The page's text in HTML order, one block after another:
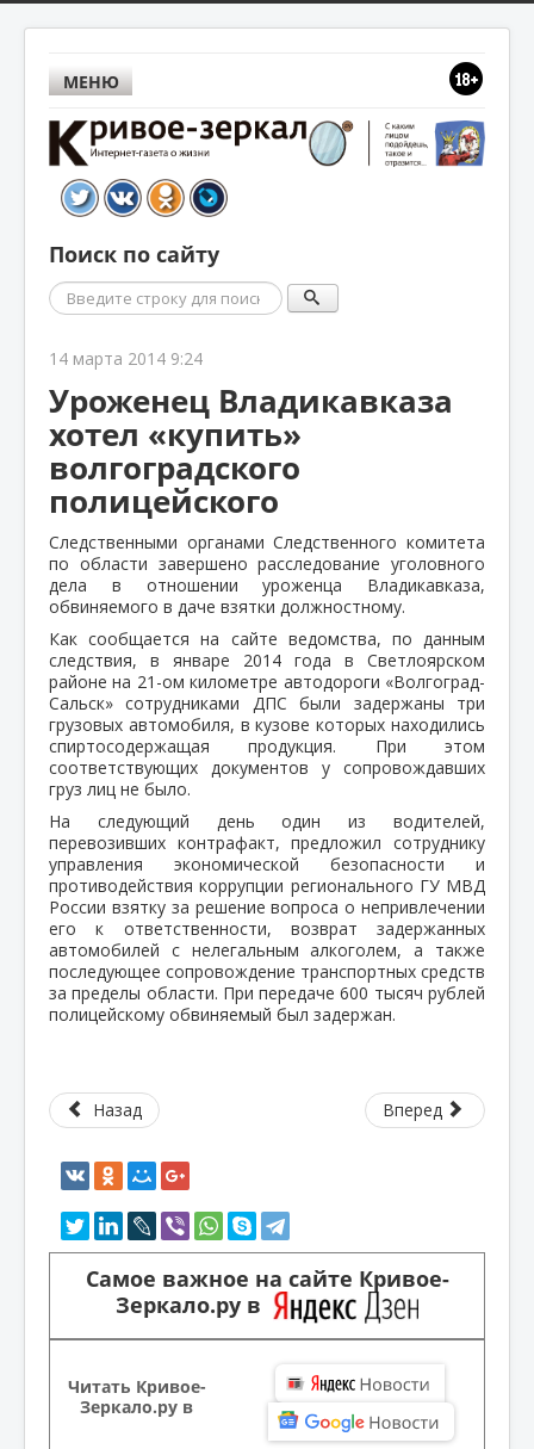
МЕНЮ
Поиск по сайту
Поиск
14 марта 2014 9:24
Уроженец Владикавказа
хотел «купить»
волгоградского
полицейского
Следственными органами Следственного комитета
по области завершено расследование уголовного
дела в отношении уроженца Владикавказа,
обвиняемого в даче взятки должностному.
Как сообщается на сайте ведомства, по данным
следствия, в январе 2014 года в Светлоярском
районе на 21-ом километре автодороги «Волгоград-
Сальск» сотрудниками ДПС были задержаны три
грузовых автомобиля, в кузове которых находились
спиртосодержащая продукция. При этом
соответствующих документов у сопровождавших
груз лиц не было.
На следующий день один из водителей,
перевозивших контрафакт, предложил сотруднику
управления экономической безопасности и
противодействия коррупции регионального ГУ МВД
России взятку за решение вопроса о непривлечении
его к ответственности, возврат задержанных
автомобилей с нелегальным алкоголем, а также
последующее сопровождение транспортных средств
за пределы области. При передаче 600 тысяч рублей
полицейскому обвиняемый был задержан.
Назад Вперед
Самое важное на сайте Кривое-
Зеркало.ру в
Читать Кривое-
Зеркало.ру в